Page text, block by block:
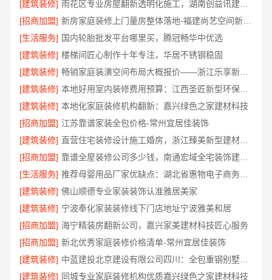
[建筑装修]
雨花区专业房屋翻新透明化施工，湖南创益讯建筑有限公司品质保障
[招商加盟]
新房家庭装修上门量房整体落地-福建尚艺空间新材料科技有限公司
[生活服务] 国内轮胎批发平台哪里买，腾冠畅华中优选
[建筑装修] 楼梯间匠心制作十年专注，华居不锈钢稳固
[建筑装修]
畅销家庭装潢空间布局大概报价——浙江乐享新材料
[建筑装修]
本地好用室内装修费用预算：江西圣匠新型环保材料有限公司
[建筑装修] 本地化家庭装修机构翻新：嘉兴绿色之家建材科技
[招商加盟] 江苏靠谱家装全包价格-常州宜居佳装饰
[建筑装修]
直营住宅装修设计施工婚房，浙江臻美新型建材有限公司品质打造
[招商加盟]
靠谱全屋装修公司多少钱，南通宏域全宅装饰建材有限公司
[生活服务]
推荐母婴用品厂家优缺点：湖北省惠物电子商务有限公司
[建筑装修] 佛山顺德专业家装装饰认准雅居美家
[建筑装修] 宁波奉化家装装修线下门店地址宁波雅美和居
[招商加盟] 海宁精装房翻新公司，嘉兴家美建材科技匠心服务
[招商加盟] 新北优秀家庭装修价格清单-常州宜居佳装饰
[建筑装修]
中蓝建投北京建设有限公司四川：全包重钢别墅婚房布置
[建筑装修] 同城专业家庭装修机构优质嘉兴绿色之家建材科技